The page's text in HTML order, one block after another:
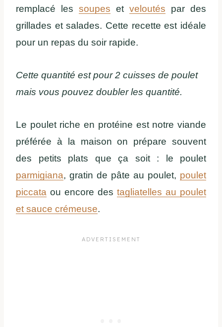
remplacé les soupes et veloutés par des
grillades et salades. Cette recette est idéale
pour un repas du soir rapide.
Cette quantité est pour 2 cuisses de poulet
mais vous pouvez doubler les quantité.
Le poulet riche en protéine est notre viande
préférée à la maison on prépare souvent
des petits plats que ça soit : le poulet
parmigiana, gratin de pâte au poulet, poulet
piccata ou encore des tagliatelles au poulet
et sauce crémeuse.